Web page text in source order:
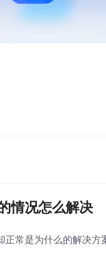
情况怎么解决
正常是为什么的解决方